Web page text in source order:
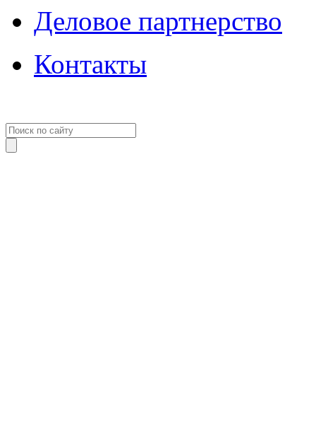
Деловое партнерство
Контакты